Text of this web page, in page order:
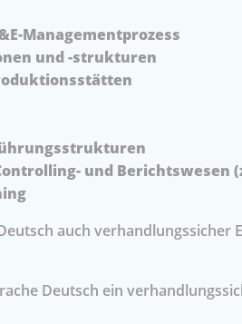
Managementprozess
und -strukturen
und Berichtswesen
auch verhandlungssicher
Deutsch ein